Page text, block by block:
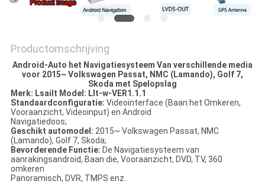
Productomschrijving
Android-Auto het Navigatiesysteem Van verschillende media
voor 2015~ Volkswagen Passat, NMC (Lamando), Golf 7,
Skoda met Spelopslag
Merk: Lsailt Model: Llt-w-VER1.1.1
Standaardconfiguratie: Videointerface (Baan het Omkeren,
Vooraanzicht, Videoinput) en Android
Navigatiedoos;
Geschikt automodel: 2015~ Volkswagen Passat, NMC
(Lamando), Golf 7, Skoda;
Bevorderende Functie: De Navigatiesysteem van
aanrakingsandroid, Baan die, Vooraanzicht, DVD, TV, 360
omkeren
Panoramisch, DVR, TMPS enz.